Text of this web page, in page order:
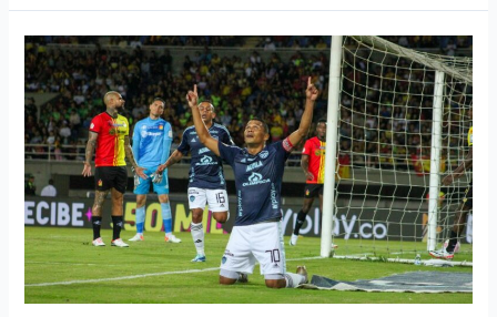
Pereira
0
–
2
Junior
gano
y
está
a
un